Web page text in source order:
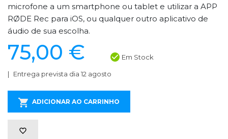
microfone a um smartphone ou tablet e utilizar a APP
RØDE Rec para iOS, ou qualquer outro aplicativo de
áudio de sua escolha.
75,00 € Em Stock
Entrega prevista dia 12 agosto
ADICIONAR AO CARRINHO